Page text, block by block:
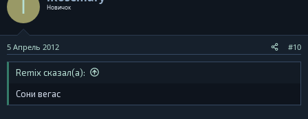
Новичок
5 Апрель 2012 #10
Remix сказал(а):
Сони вегас